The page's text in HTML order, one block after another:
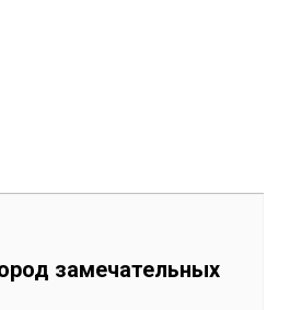
замечательных